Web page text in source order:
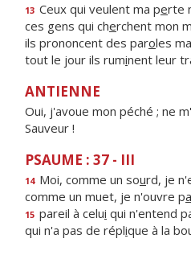
13 Ceux qui veulent ma perte
ces gens qui cherchent mon
ils prononcent des paroles
tout le jour ils ruminent leur
ANTIENNE
Oui, j'avoue mon péché ; ne
Sauveur !
PSAUME : 37 - III
14 Moi, comme un sourd, je
comme un muet, je n'ouvre pa
15 pareil à celui qui n'entend
qui n'a pas de réplique à la